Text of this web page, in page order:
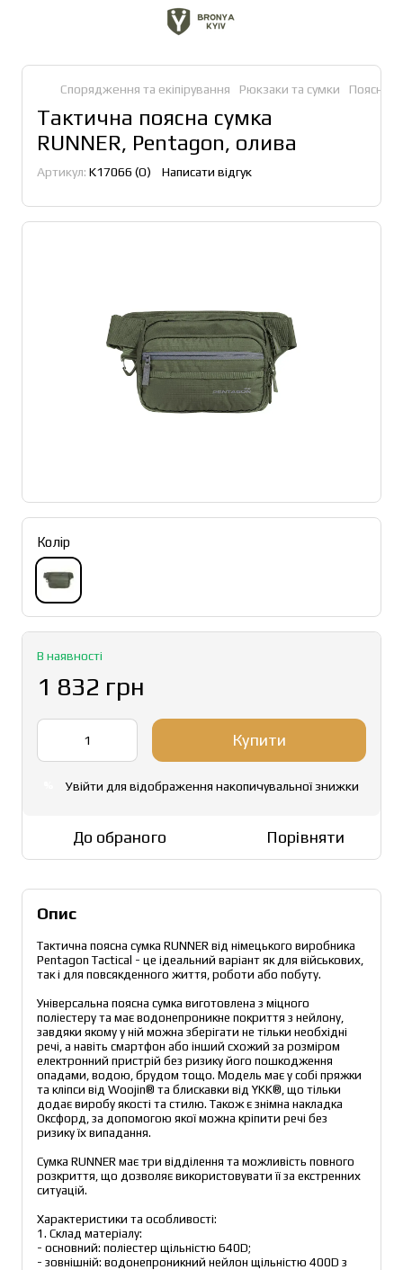
Спорядження та екіпірування Рюкзаки та сумки Поясні
Тактична поясна сумка
RUNNER, Pentagon, олива
Артикул: K17066 (О) Написати відгук
Колір
В наявності
1 832 грн
Купити
Увійти для відображення накопичувальної знижки
До обраного Порівняти
Опис
Тактична поясна сумка RUNNER від німецького виробника
Pentagon Tactical - це ідеальний варіант як для військових,
так і для повсякденного життя, роботи або побуту.
Універсальна поясна сумка виготовлена з міцного
поліестеру та має водонепроникне покриття з нейлону,
завдяки якому у ній можна зберігати не тільки необхідні
речі, а навіть смартфон або інший схожий за розміром
електронний пристрій без ризику його пошкодження
опадами, водою, брудом тощо. Модель має у собі пряжки
та кліпси від Woojin® та блискавки від YKK®, що тільки
додає виробу якості та стилю. Також є знімна накладка
Оксфорд, за допомогою якої можна кріпити речі без
ризику їх випадання.
Сумка RUNNER має три відділення та можливість повного
розкриття, що дозволяє використовувати її за екстренних
ситуацій.
Характеристики та особливості:
1. Склад матеріалу:
- основний: поліестер щільністю 640D;
- зовнішній: водонепроникний нейлон щільністю 400D з